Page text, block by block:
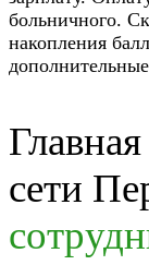
больничного.
накопления
сети